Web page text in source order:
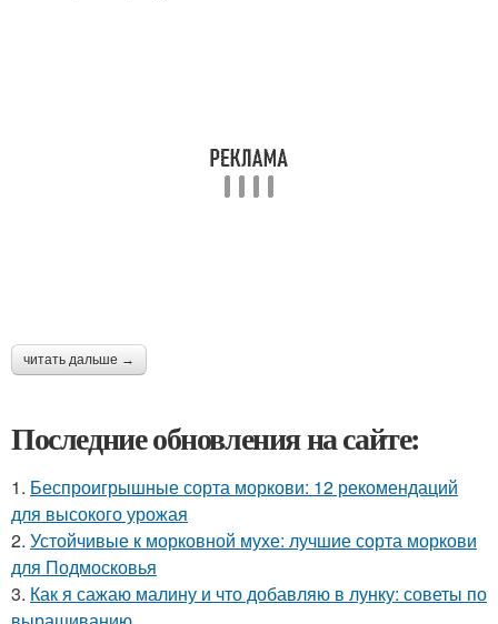
читать дальше →
Последние обновления на сайте:
1. Беспроигрышные сорта моркови: 12 рекомендаций
для высокого урожая
2. Устойчивые к морковной мухе: лучшие сорта моркови
для Подмосковья
3. Как я сажаю малину и что добавляю в лунку: советы по